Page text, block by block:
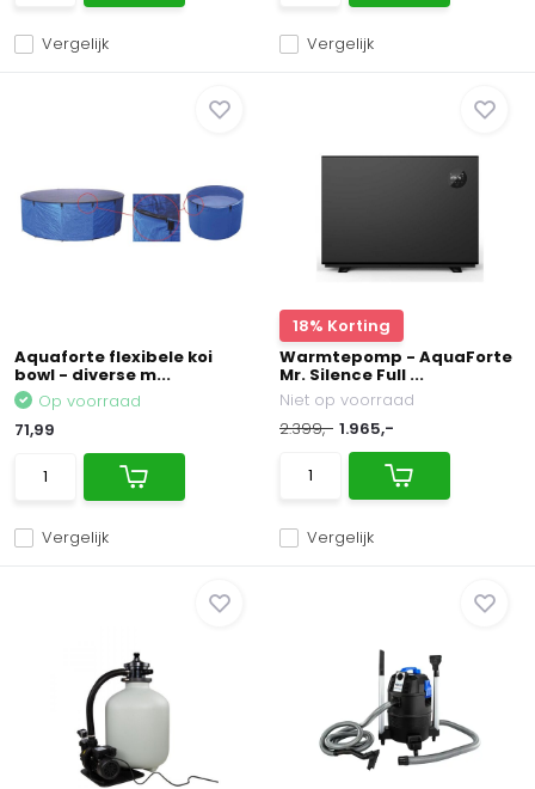
Vergelijk Vergelijk
Aquaforte flexibele koi
bowl - diverse m...
Vergelijk
Op voorraad
71,99
18% Korting
Warmtepomp - AquaForte
Mr. Silence Full ...
Vergelijk
Niet op voorraad
2.399,- 1.965,-